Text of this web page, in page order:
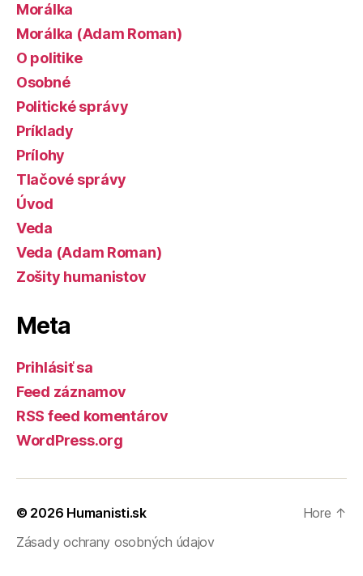
Morálka
Morálka (Adam Roman)
O politike
Osobné
Politické správy
Príklady
Prílohy
Tlačové správy
Úvod
Veda
Veda (Adam Roman)
Zošity humanistov
Meta
Prihlásiť sa
Feed záznamov
RSS feed komentárov
WordPress.org
© 2026 Humanisti.sk
Zásady ochrany osobných údajov
Hore ↑